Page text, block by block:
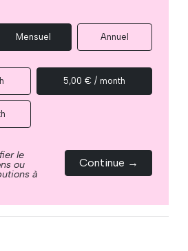
Mensuel Annuel
5,00 € / month
le
ou
à
Continue →